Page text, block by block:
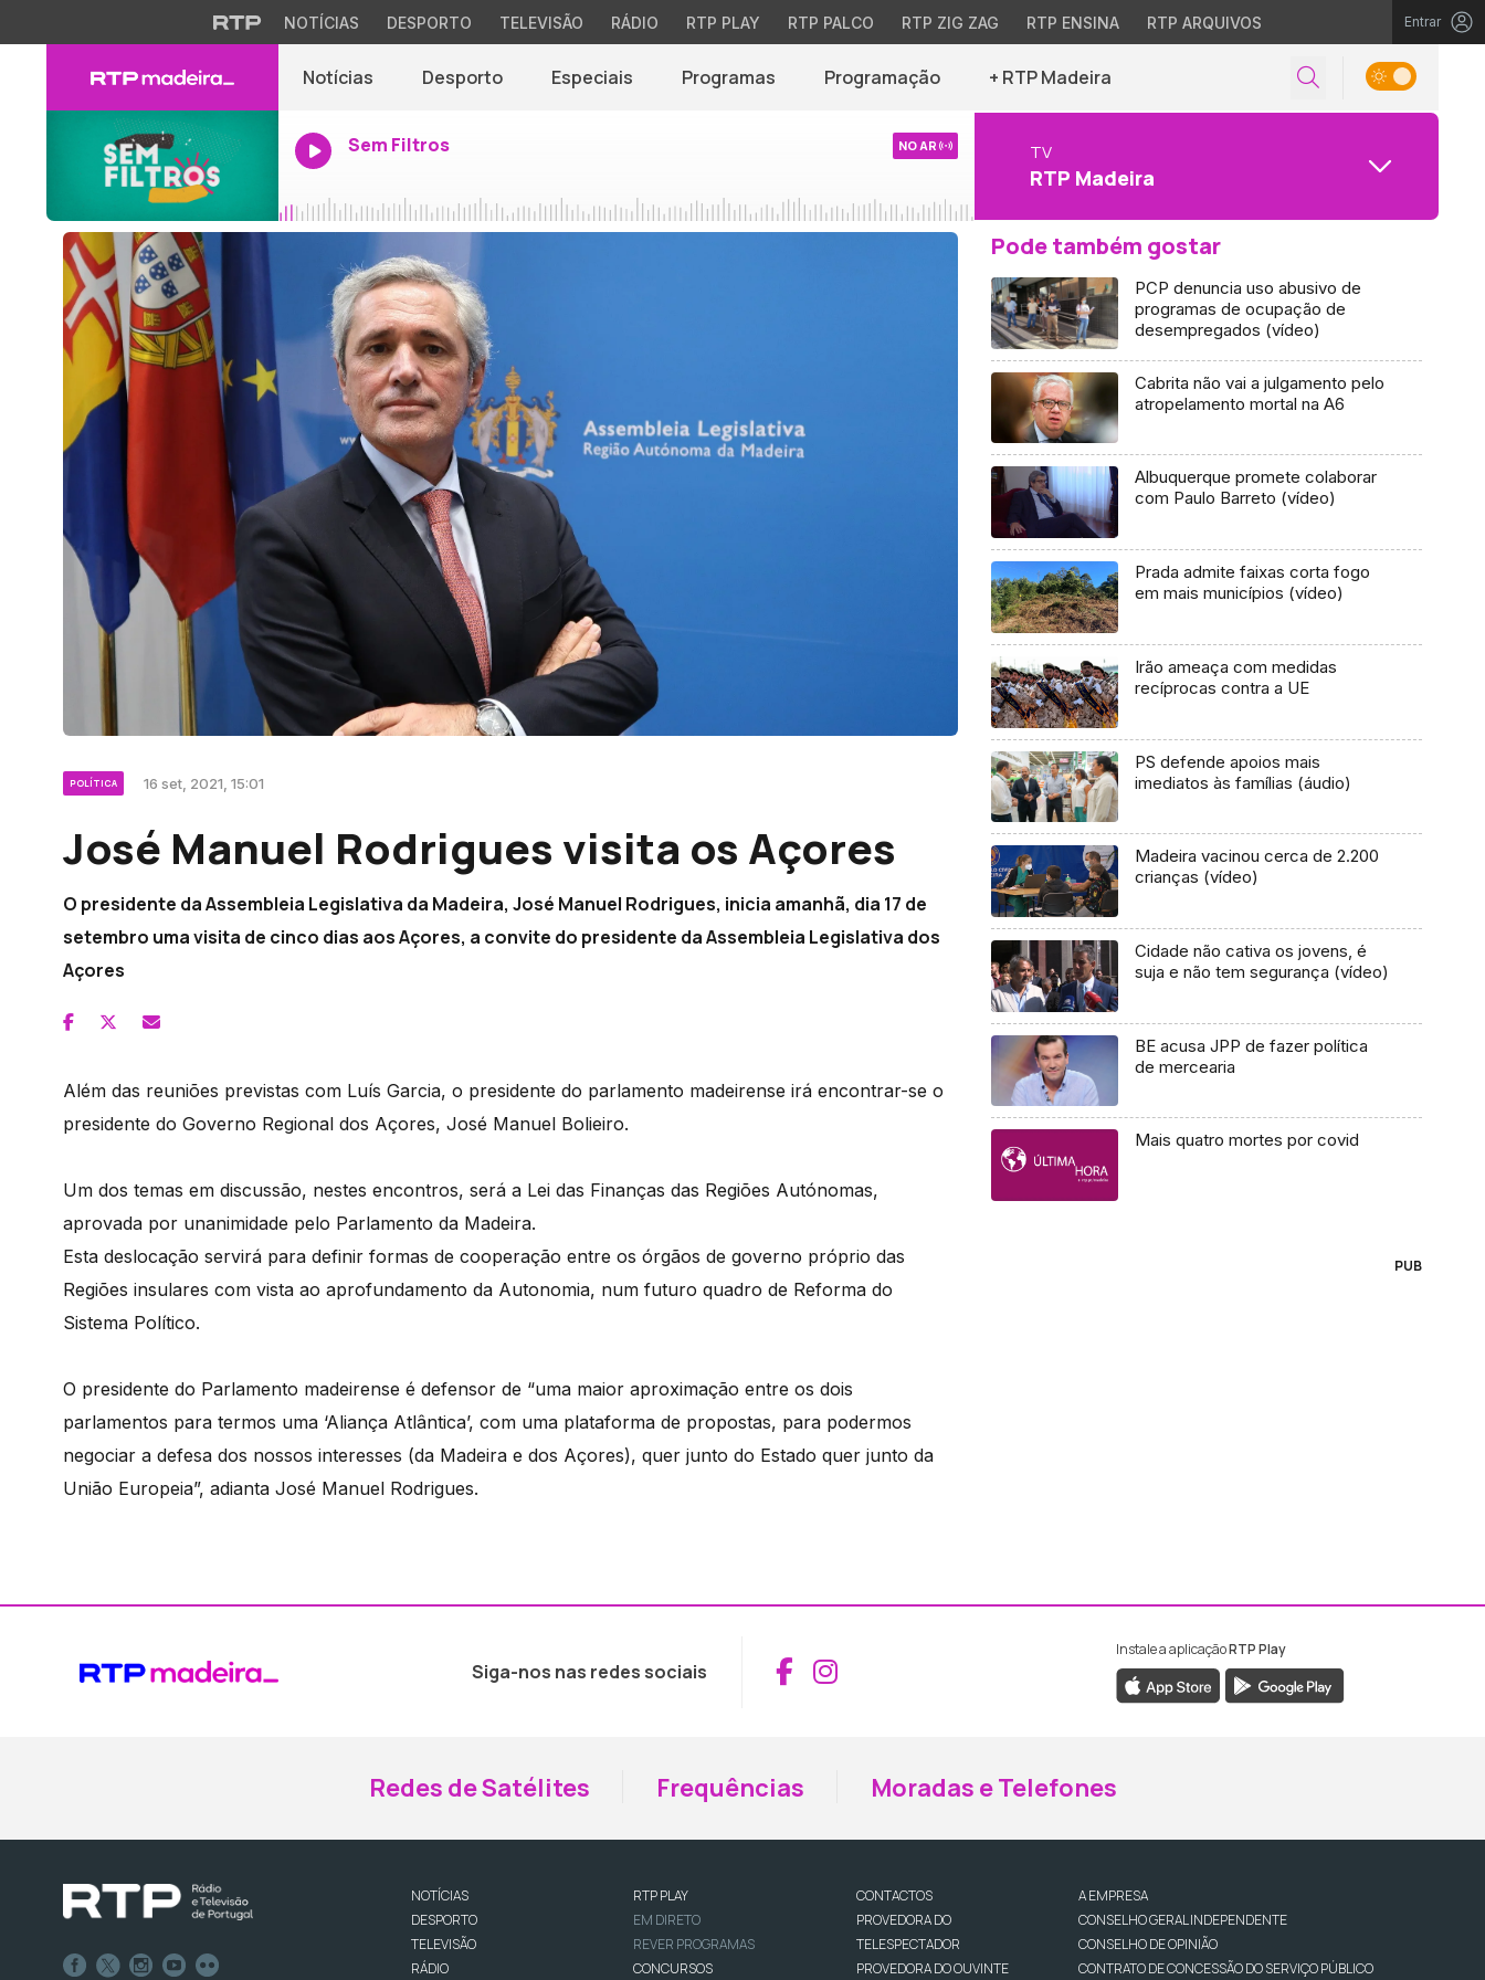
NOTÍCIAS DESPORTO TELEVISÃO RÁDIO RTP PLAY RTP PALCO RTP ZIG ZAG RTP ENSINA RTP ARQUIVOS Entrar
Notícias Desporto Especiais Programas Programação + RTP Madeira
Sem Filtros NO AR TV
RTP Madeira
POLÍTICA 16 set, 2021, 15:01
José Manuel Rodrigues visita os Açores
O presidente da Assembleia Legislativa da Madeira, José Manuel Rodrigues, inicia amanhã, dia 17 de
setembro uma visita de cinco dias aos Açores, a convite do presidente da Assembleia Legislativa dos
Açores
Além das reuniões previstas com Luís Garcia, o presidente do parlamento madeirense irá encontrar-se o
presidente do Governo Regional dos Açores, José Manuel Bolieiro.
Um dos temas em discussão, nestes encontros, será a Lei das Finanças das Regiões Autónomas,
aprovada por unanimidade pelo Parlamento da Madeira.
Esta deslocação servirá para definir formas de cooperação entre os órgãos de governo próprio das
Regiões insulares com vista ao aprofundamento da Autonomia, num futuro quadro de Reforma do
Sistema Político.
O presidente do Parlamento madeirense é defensor de “uma maior aproximação entre os dois
parlamentos para termos uma ‘Aliança Atlântica’, com uma plataforma de propostas, para podermos
negociar a defesa dos nossos interesses (da Madeira e dos Açores), quer junto do Estado quer junto da
União Europeia”, adianta José Manuel Rodrigues.
Pode também gostar
PCP denuncia uso abusivo de
programas de ocupação de
desempregados (vídeo)
Cabrita não vai a julgamento pelo
atropelamento mortal na A6
Albuquerque promete colaborar
com Paulo Barreto (vídeo)
Prada admite faixas corta fogo
em mais municípios (vídeo)
Irão ameaça com medidas
recíprocas contra a UE
PS defende apoios mais
imediatos às famílias (áudio)
Madeira vacinou cerca de 2.200
crianças (vídeo)
Cidade não cativa os jovens, é
suja e não tem segurança (vídeo)
BE acusa JPP de fazer política
de mercearia
Mais quatro mortes por covid
PUB
Siga-nos nas redes sociais Aceder ao Facebook da RTP Madeira
Aceder ao Instagram da RTP Madeira
Instale a aplicaçãoRTP Play
Redes de Satélites Frequências Moradas e Telefones
NOTÍCIAS
DESPORTO
TELEVISÃO
RÁDIO
RTP PLAY
EM DIRETO
REVER PROGRAMAS
CONCURSOS
CONTACTOS
PROVEDORA DO
TELESPECTADOR
PROVEDORA DO OUVINTE
A EMPRESA
CONSELHO GERAL INDEPENDENTE
CONSELHO DE OPINIÃO
CONTRATO DE CONCESSÃO DO SERVIÇO PÚBLICO